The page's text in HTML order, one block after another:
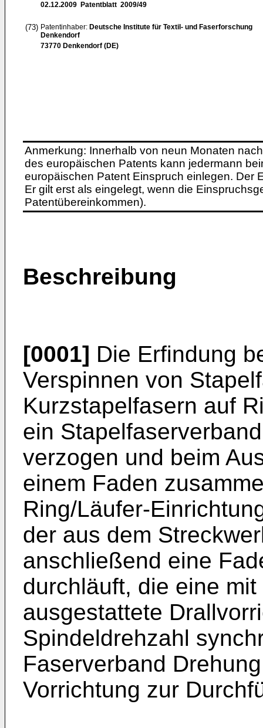
02.12.2009 Patentblatt 2009/49
(73) Patentinhaber: Deutsche Institute für Textil- und Faserforschung
Denkendorf
73770 Denkendorf (DE)
Anmerkung: Innerhalb von neun Monaten
des europäischen Patents kann jedermann
europäischen Patent Einspruch einlegen. Der
Er gilt erst als eingelegt, wenn die
Patentübereinkommen).
Beschreibung
[0001] Die Erfindung
Verspinnen von
Kurzstapelfasern auf
ein
verzogen und beim
einem Faden
Ring/Läufer-
der aus dem
anschließend eine
durchläuft, die eine
ausgestattete
Spindeldrehzahl
Faserverband
Vorrichtung zur